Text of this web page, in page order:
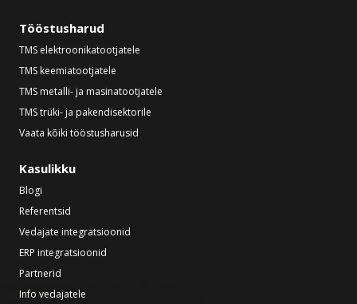
Tööstusharud
TMS elektroonikatootjatele
TMS keemiatootjatele
TMS metalli- ja masinatootjatele
TMS trüki- ja pakendisektorile
Vaata kõiki tööstusharusid
Kasulikku
Blogi
Referentsid
Vedajate integratsioonid
ERP integratsioonid
Partnerid
Info vedajatele